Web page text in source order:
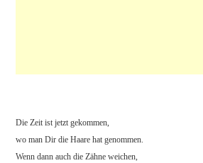
Die Zeit ist jetzt gekommen,
wo man Dir die Haare hat genommen.
Wenn dann auch die Zähne weichen,